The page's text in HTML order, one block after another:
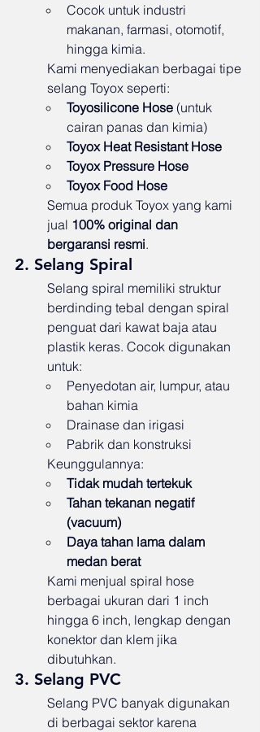
Cocok untuk industri
makanan, farmasi, otomotif,
hingga kimia.
Kami menyediakan berbagai tipe
selang Toyox seperti:
Toyosilicone Hose (untuk
cairan panas dan kimia)
Toyox Heat Resistant Hose
Toyox Pressure Hose
Toyox Food Hose
Semua produk Toyox yang kami
jual 100% original dan
bergaransi resmi.
2. Selang Spiral
Selang spiral memiliki struktur
berdinding tebal dengan spiral
penguat dari kawat baja atau
plastik keras. Cocok digunakan
untuk:
Penyedotan air, lumpur, atau
bahan kimia
Drainase dan irigasi
Pabrik dan konstruksi
Keunggulannya:
Tidak mudah tertekuk
Tahan tekanan negatif
(vacuum)
Daya tahan lama dalam
medan berat
Kami menjual spiral hose
berbagai ukuran dari 1 inch
hingga 6 inch, lengkap dengan
konektor dan klem jika
dibutuhkan.
3. Selang PVC
Selang PVC banyak digunakan
di berbagai sektor karena